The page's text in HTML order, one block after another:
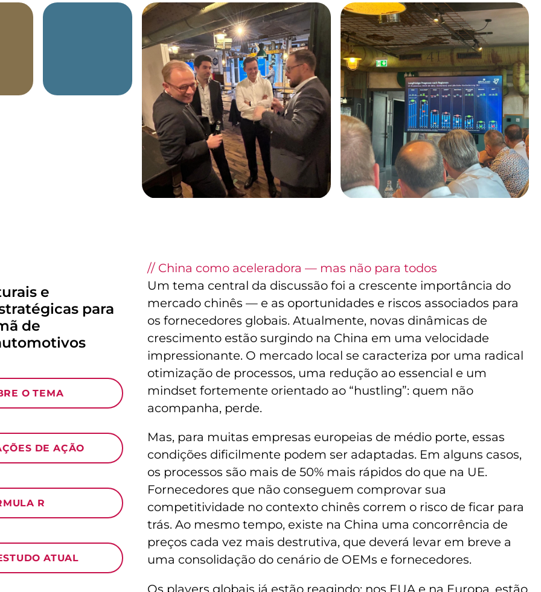
e
para
de
O TEMA
DE AÇÃO
R
ATUAL
// China como aceleradora — mas não para todos
Um tema central da discussão foi a crescente importância do
mercado chinês — e as oportunidades e riscos associados para
os fornecedores globais. Atualmente, novas dinâmicas de
crescimento estão surgindo na China em uma velocidade
impressionante. O mercado local se caracteriza por uma radical
otimização de processos, uma redução ao essencial e um
mindset fortemente orientado ao “hustling”: quem não
acompanha, perde.
Mas, para muitas empresas europeias de médio porte, essas
condições dificilmente podem ser adaptadas. Em alguns casos,
os processos são mais de 50% mais rápidos do que na UE.
Fornecedores que não conseguem comprovar sua
competitividade no contexto chinês correm o risco de ficar para
trás. Ao mesmo tempo, existe na China uma concorrência de
preços cada vez mais destrutiva, que deverá levar em breve a
uma consolidação do cenário de OEMs e fornecedores.
Os players globais já estão reagindo: nos EUA e na Europa, estão